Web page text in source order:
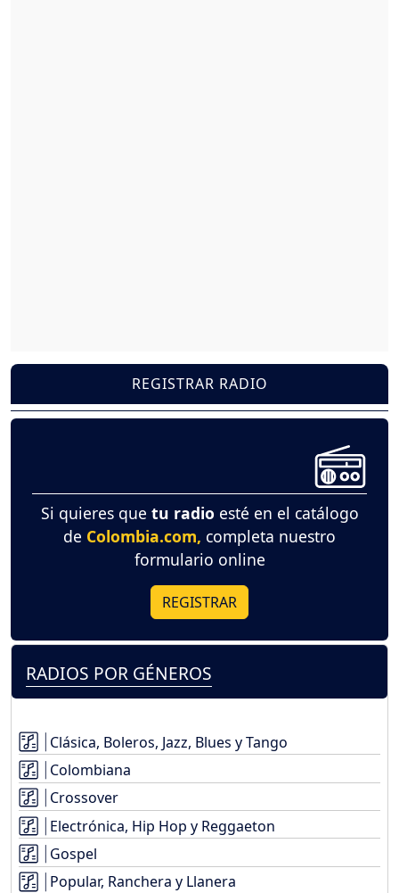
REGISTRAR RADIO
Si quieres que tu radio esté en el catálogo
de Colombia.com, completa nuestro
formulario online
REGISTRAR
RADIOS POR GÉNEROS
Clásica, Boleros, Jazz, Blues y Tango
Colombiana
Crossover
Electrónica, Hip Hop y Reggaeton
Gospel
Popular, Ranchera y Llanera